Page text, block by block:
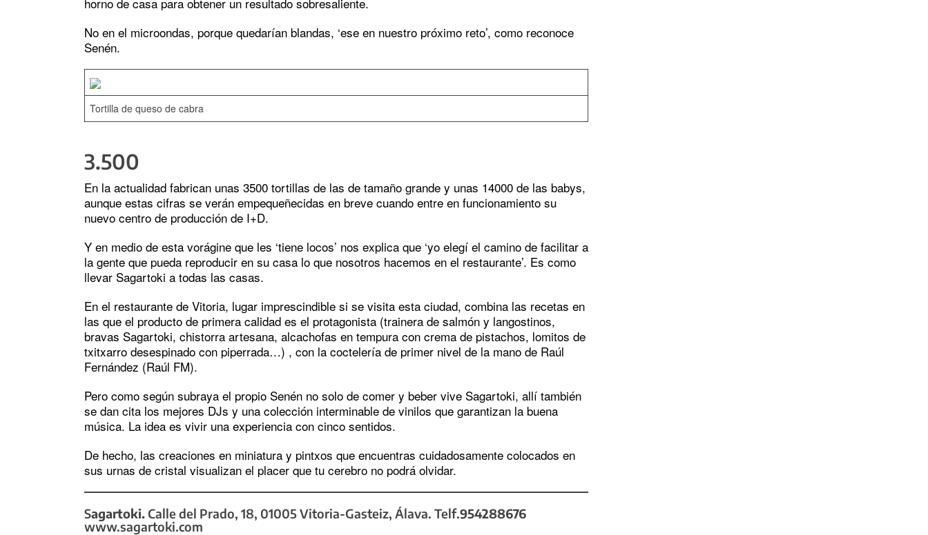
No en el microondas, porque quedarían blandas, ‘ese en nuestro próximo reto’, como reconoce
Senén.
Tortilla de queso de cabra
3.500
En la actualidad fabrican unas 3500 tortillas de las de tamaño grande y unas 14000 de las babys,
aunque estas cifras se verán empequeñecidas en breve cuando entre en funcionamiento su
nuevo centro de producción de I+D.
Y en medio de esta vorágine que les ‘tiene locos’ nos explica que ‘yo elegí el camino de facilitar a
la gente que pueda reproducir en su casa lo que nosotros hacemos en el restaurante’. Es como
llevar Sagartoki a todas las casas.
En el restaurante de Vitoria, lugar imprescindible si se visita esta ciudad, combina las recetas en
las que el producto de primera calidad es el protagonista (trainera de salmón y langostinos,
bravas Sagartoki, chistorra artesana, alcachofas en tempura con crema de pistachos, lomitos de
txitxarro desespinado con piperrada…) , con la coctelería de primer nivel de la mano de Raúl
Fernández (Raúl FM).
Pero como según subraya el propio Senén no solo de comer y beber vive Sagartoki, allí también
se dan cita los mejores DJs y una colección interminable de vinilos que garantizan la buena
música. La idea es vivir una experiencia con cinco sentidos.
De hecho, las creaciones en miniatura y pintxos que encuentras cuidadosamente colocados en
sus urnas de cristal visualizan el placer que tu cerebro no podrá olvidar.
Sagartoki. Calle del Prado, 18, 01005 Vitoria-Gasteiz, Álava. Telf.954288676
www.sagartoki.com